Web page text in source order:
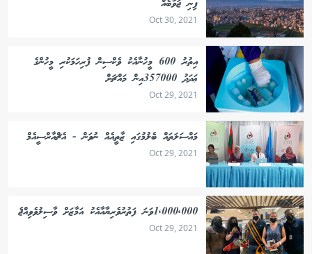
ފިނި ޖަވާބެއް
Oct 30, 2021
އިތުރު 600 މީހުނާއެކު ވެކްސިން ފުރިހަމަކުރި މީހުންގެ
ޢަދަދު 357000އިން މައްޗަށް
Oct 29, 2021
މައްސަލަތައް ބެލުމުގައި ޒާތީއެއް ނުވަން - އެޗްއާރްސީއެމް
Oct 29, 2021
1,000,000ވަނަ ފަތުރުވެރިޔާއާއެކު އަމާޒަށް ވާސިލުވެވިއްޖެ
Oct 29, 2021